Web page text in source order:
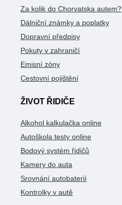
Za kolik do Chorvatska autem?
Dálniční známky a poplatky
Dopravní předpisy
Pokuty v zahraničí
Emisní zóny
Cestovní pojištění
ŽIVOT ŘIDIČE
Alkohol kalkulačka online
Autoškola testy online
Bodový systém řidičů
Kamery do auta
Srovnání autobaterií
Kontrolky v autě